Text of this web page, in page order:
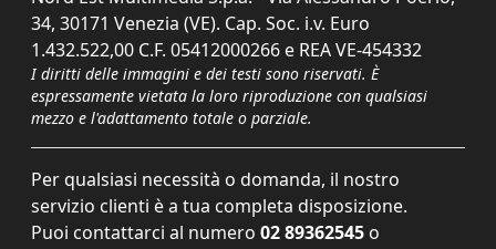
34, 30171 Venezia (VE). Cap. Soc. i.v. Euro
1.432.522,00 C.F. 05412000266 e REA VE-454332
I diritti delle immagini e dei testi sono riservati. È
espressamente vietata la loro riproduzione con qualsiasi
mezzo e l'adattamento totale o parziale.
Per qualsiasi necessità o domanda, il nostro
servizio clienti è a tua completa disposizione.
Puoi contattarci al numero 02 89362545 o